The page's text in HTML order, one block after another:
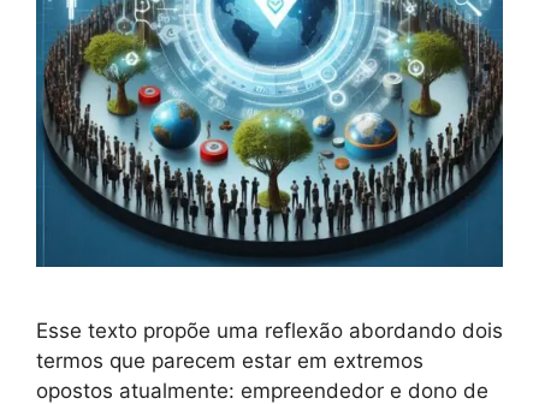
Esse texto propõe uma reflexão abordando dois
termos que parecem estar em extremos
opostos atualmente: empreendedor e dono de